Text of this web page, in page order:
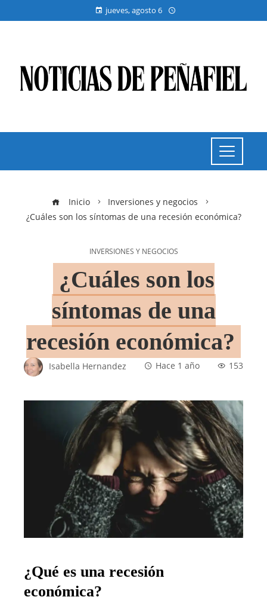
jueves, agosto 6
Inicio
Inversiones y negocios
¿Cuáles son los síntomas de una recesión económica?
INVERSIONES Y NEGOCIOS
¿Cuáles son los
síntomas de una
recesión económica?
Isabella Hernandez Hace 1 año 153
¿Qué es una recesión
económica?